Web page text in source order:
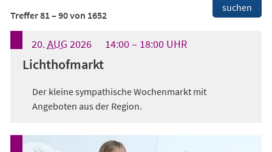
Filter:
Footer
suchen
Treffer81– 90von 1652
20.AUG 2026 14:00 18:00UHR
Lichthofmarkt
Der kleine sympathische Wochenmarkt mit
Angeboten aus der Region.